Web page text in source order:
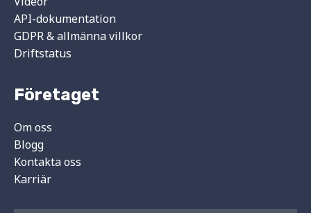
API-dokumentation
GDPR & allmänna villkor
Driftstatus
Företaget
Om oss
Blogg
Kontakta oss
Karriär